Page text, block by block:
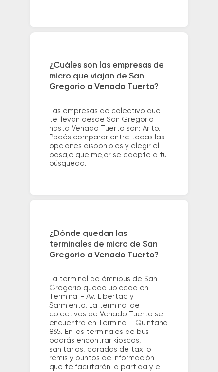
¿Cuáles son las empresas de
micro que viajan de San
Gregorio a Venado Tuerto?
Las empresas de colectivo que
te llevan desde San Gregorio
hasta Venado Tuerto son: Arito.
Podés comparar entre todas las
opciones disponibles y elegir el
pasaje que mejor se adapte a tu
búsqueda.
¿Dónde quedan las
terminales de micro de San
Gregorio a Venado Tuerto?
La terminal de ómnibus de San
Gregorio queda ubicada en
Terminal - Av. Libertad y
Sarmiento. La terminal de
colectivos de Venado Tuerto se
encuentra en Terminal - Quintana
865. En las terminales de bus
podrás encontrar kioscos,
sanitarios, paradas de taxi o
remis y puntos de información
que te facilitarán la partida y el